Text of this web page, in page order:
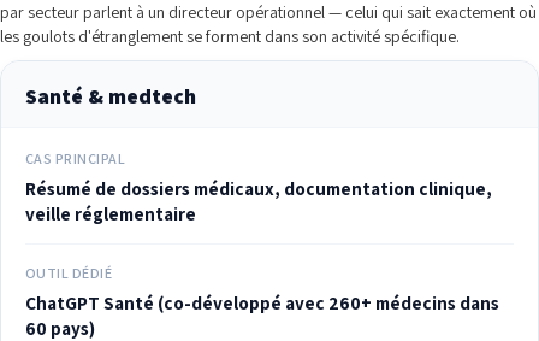
par secteur parlent à un directeur opérationnel — celui qui sait exactement où
les goulots d'étranglement se forment dans son activité spécifique.
Santé & medtech
CAS PRINCIPAL
Résumé de dossiers médicaux, documentation clinique,
veille réglementaire
OUTIL DÉDIÉ
ChatGPT Santé (co-développé avec 260+ médecins dans
60 pays)